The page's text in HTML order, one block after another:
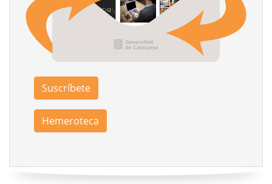
Suscríbete
Hemeroteca